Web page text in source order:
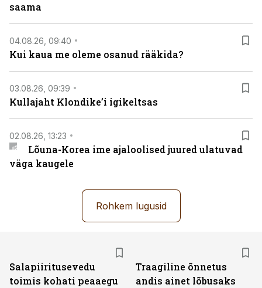
saama
04.08.26, 09:40
Kui kaua me oleme osanud rääkida?
03.08.26, 09:39
Kullajaht Klondike’i igikeltsas
02.08.26, 13:23
Lõuna-Korea ime ajaloolised juured ulatuvad
väga kaugele
Rohkem lugusid
Salapiiritusevedu
toimis kohati peaaegu
Traagiline õnnetus
andis ainet lõbusaks